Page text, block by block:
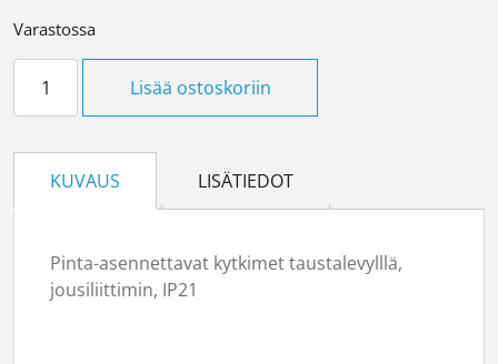
Varastossa
Lisää ostoskoriin
KUVAUS LISÄTIEDOT
Pinta-asennettavat kytkimet taustalevylllä,
jousiliittimin, IP21